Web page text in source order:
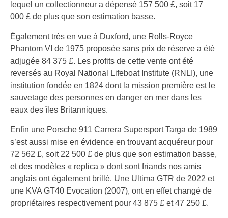
lequel un collectionneur a dépensé 157 500 £, soit 17
000 £ de plus que son estimation basse.
Également très en vue à Duxford, une Rolls-Royce
Phantom VI de 1975 proposée sans prix de réserve a été
adjugée 84 375 £. Les profits de cette vente ont été
reversés au Royal National Lifeboat Institute (RNLI), une
institution fondée en 1824 dont la mission première est le
sauvetage des personnes en danger en mer dans les
eaux des îles Britanniques.
Enfin une Porsche 911 Carrera Supersport Targa de 1989
s’est aussi mise en évidence en trouvant acquéreur pour
72 562 £, soit 22 500 £ de plus que son estimation basse,
et des modèles « replica » dont sont friands nos amis
anglais ont également brillé. Une Ultima GTR de 2022 et
une KVA GT40 Evocation (2007), ont en effet changé de
propriétaires respectivement pour 43 875 £ et 47 250 £.